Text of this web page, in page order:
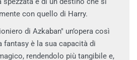
con quello di Harry.
di Azkaban" un’opera così
fantasy è la sua capacità di
rendendolo più tangibile e,